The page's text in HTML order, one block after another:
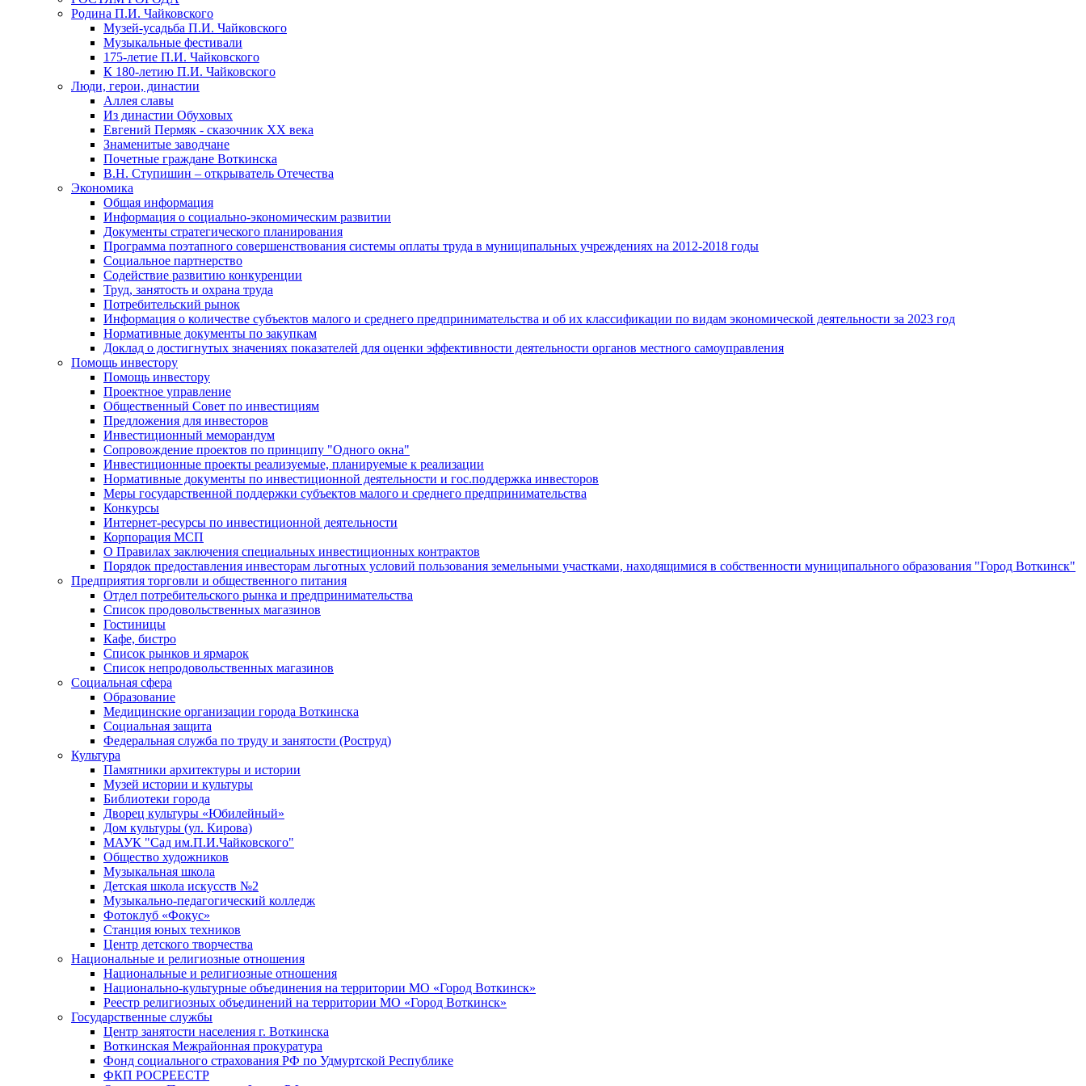
Родина П.И. Чайковского
Музей-усадьба П.И. Чайковского
Музыкальные фестивали
175-летие П.И. Чайковского
К 180-летию П.И. Чайковского
Люди, герои, династии
Аллея славы
Из династии Обуховых
Евгений Пермяк - сказочник XX века
Знаменитые заводчане
Почетные граждане Воткинска
В.Н. Ступишин – открыватель Отечества
Экономика
Общая информация
Информация о социально-экономическим развитии
Документы стратегического планирования
Программа поэтапного совершенствования системы оплаты труда в муниципальных учреждениях на 2012-2018 годы
Социальное партнерство
Содействие развитию конкуренции
Труд, занятость и охрана труда
Потребительский рынок
Информация о количестве субъектов малого и среднего предпринимательства и об их классификации по видам экономической деятельности за 2023 год
Нормативные документы по закупкам
Доклад о достигнутых значениях показателей для оценки эффективности деятельности органов местного самоуправления
Помощь инвестору
Помощь инвестору
Проектное управление
Общественный Совет по инвестициям
Предложения для инвесторов
Инвестиционный меморандум
Сопровождение проектов по принципу "Oдного окна"
Инвестиционные проекты реализуемые, планируемые к реализации
Нормативные документы по инвестиционной деятельности и гос.поддержка инвесторов
Меры государственной поддержки субъектов малого и среднего предпринимательства
Конкурсы
Интернет-ресурсы по инвестиционной деятельности
Корпорация МСП
О Правилах заключения специальных инвестиционных контрактов
Порядок предоставления инвесторам льготных условий пользования земельными участками, находящимися в собственности муниципального образования "Город Воткинск"
Предприятия торговли и общественного питания
Отдел потребительского рынка и предпринимательства
Список продовольственных магазинов
Гостиницы
Кафе, бистро
Cписок рынков и ярмарок
Список непродовольственных магазинов
Социальная сфера
Образование
Медицинские организации города Воткинска
Социальная защита
Федеральная служба по труду и занятости (Роструд)
Культура
Памятники архитектуры и истории
Музей истории и культуры
Библиотеки города
Дворец культуры «Юбилейный»
Дом культуры (ул. Кирова)
МАУК "Сад им.П.И.Чайковского"
Общество художников
Музыкальная школа
Детская школа искусств №2
Музыкально-педагогический колледж
Фотоклуб «Фокус»
Станция юных техников
Центр детского творчества
Национальные и религиозные отношения
Национальные и религиозные отношения
Национально-культурные объединения на территории МО «Город Воткинск»
Реестр религиозных объединений на территории МО «Город Воткинск»
Государственные службы
Центр занятости населения г. Воткинска
Воткинская Межрайонная прокуратура
Фонд социального страхования РФ по Удмуртской Республике
ФКП РОСРЕЕСТР